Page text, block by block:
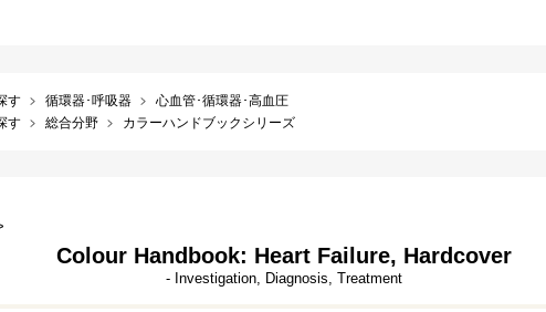
す 循環器･呼吸器
心血管･循環器･高血圧
す 総合分野 カラーハンドブックシリーズ
Colour Handbook: Heart Failure, Hardcover
- Investigation, Diagnosis, Treatment